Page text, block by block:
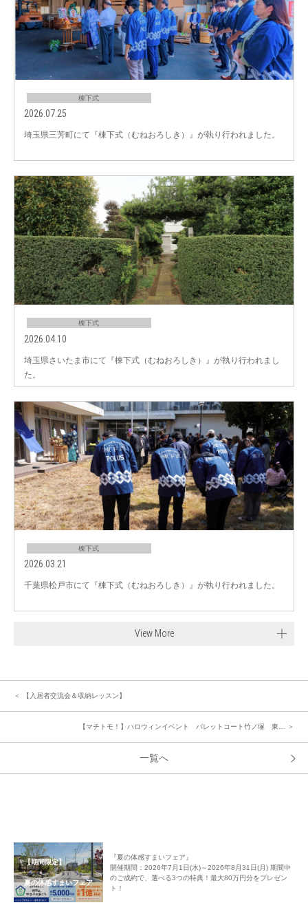
棟下式
2026.07.25
埼玉県三芳町にて『棟下式（むねおろしき）』が執り行われました。
棟下式
2026.04.10
埼玉県さいたま市にて『棟下式（むねおろしき）』が執り行われまし
た。
棟下式
2026.03.21
千葉県松戸市にて『棟下式（むねおろしき）』が執り行われました。
View More
＜ 【入居者交流会＆収納レッスン】
【マチトモ！】ハロウィンイベント パレットコート竹ノ塚 東… ＞
一覧へ
【期間限定】
夏の体感すまいフェア
『夏の体感すまいフェア』
開催期間：2026年7月1日(水)～2026年8月31日(月) 期間中
のご成約で、選べる3つの特典！最大80万円分をプレゼン
ト！